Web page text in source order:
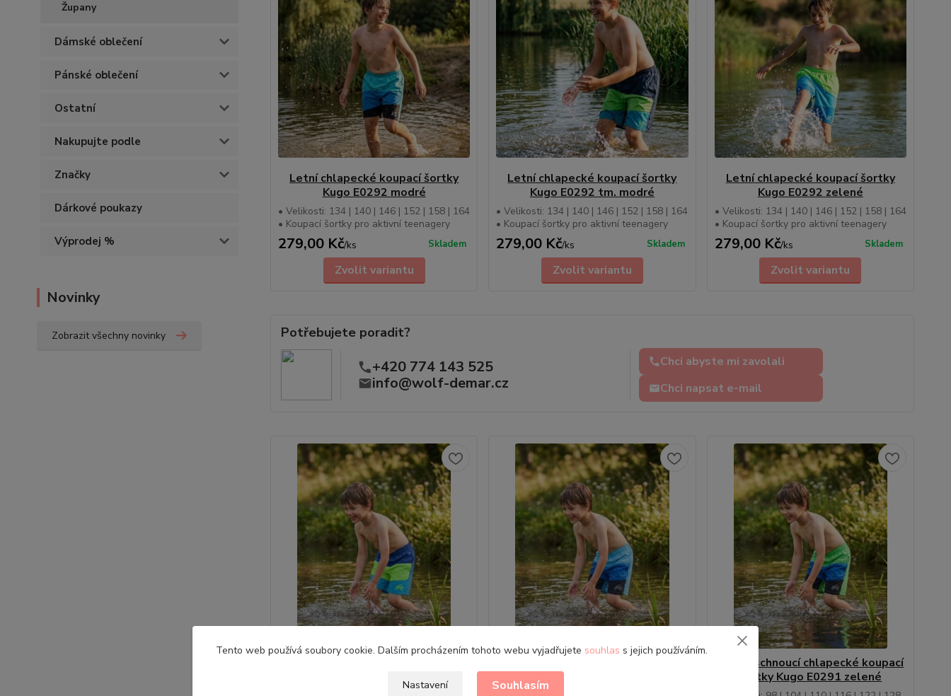
Župany
Dámské oblečení
Pánské oblečení
Ostatní
Nakupujte podle
Značky
Dárkové poukazy
Výprodej %
Novinky
Zobrazit všechny novinky
Letní chlapecké koupací šortky
Kugo E0292 modré
• Velikosti: 134 | 140 | 146 | 152 | 158 | 164
• Koupací šortky pro aktivní teenagery
279,00 Kč/ks Skladem
Zvolit variantu
Letní chlapecké koupací šortky
Kugo E0292 tm. modré
• Velikosti: 134 | 140 | 146 | 152 | 158 | 164
• Koupací šortky pro aktivní teenagery
279,00 Kč/ks Skladem
Zvolit variantu
Letní chlapecké koupací šortky
Kugo E0292 zelené
• Velikosti: 134 | 140 | 146 | 152 | 158 | 164
• Koupací šortky pro aktivní teenagery
279,00 Kč/ks Skladem
Zvolit variantu
Potřebujete poradit?
+420 774 143 525
info@wolf-demar.cz
Chci abyste mi zavolali
Chci napsat e-mail
šortky Kugo E0291 sv. modré
Rychleschnoucí chlapecké koupací
šortky Kugo E0291 zelené
Tento web používá soubory cookie. Dalším procházením tohoto webu vyjadřujete souhlas s jejich používáním.
Nastavení Souhlasím